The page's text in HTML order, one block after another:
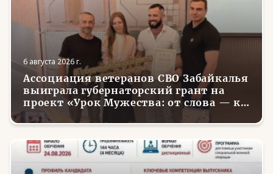
6 августа 2026 г.
Ассоциация ветеранов СВО Забайкалья
выиграла губернаторский грант на
проект «Урок Мужества: от слова — к
делу»